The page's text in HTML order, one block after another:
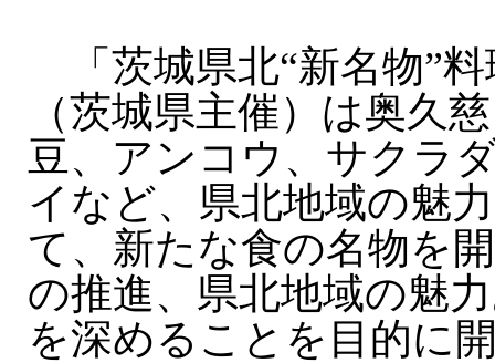
「茨城県北“新名物”
（茨城県主催）は奥久
豆、アンコウ、サクラ
イなど、県北地域の魅
て、新たな食の名物を
の推進、県北地域の魅
を深めることを目的に